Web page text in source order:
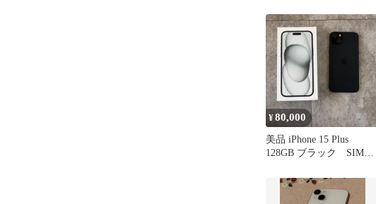
¥80,000
美品 iPhone 15 Plus
128GB ブラック SIMフ